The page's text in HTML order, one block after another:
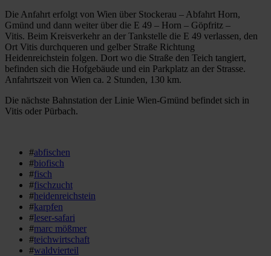
Die Anfahrt erfolgt von Wien über Stockerau – Abfahrt Horn,
Gmünd und dann weiter über die E 49 – Horn – Göpfritz –
Vitis. Beim Kreisverkehr an der Tankstelle die E 49 verlassen, den
Ort Vitis durchqueren und gelber Straße Richtung
Heidenreichstein folgen. Dort wo die Straße den Teich tangiert,
befinden sich die Hofgebäude und ein Parkplatz an der Strasse.
Anfahrtszeit von Wien ca. 2 Stunden, 130 km.
Die nächste Bahnstation der Linie Wien-Gmünd befindet sich in
Vitis oder Pürbach.
#abfischen
#biofisch
#fisch
#fischzucht
#heidenreichstein
#karpfen
#leser-safari
#marc mößmer
#teichwirtschaft
#waldvierteil